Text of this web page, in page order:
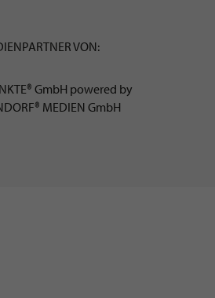
VON:
GmbH powered by
MEDIEN GmbH